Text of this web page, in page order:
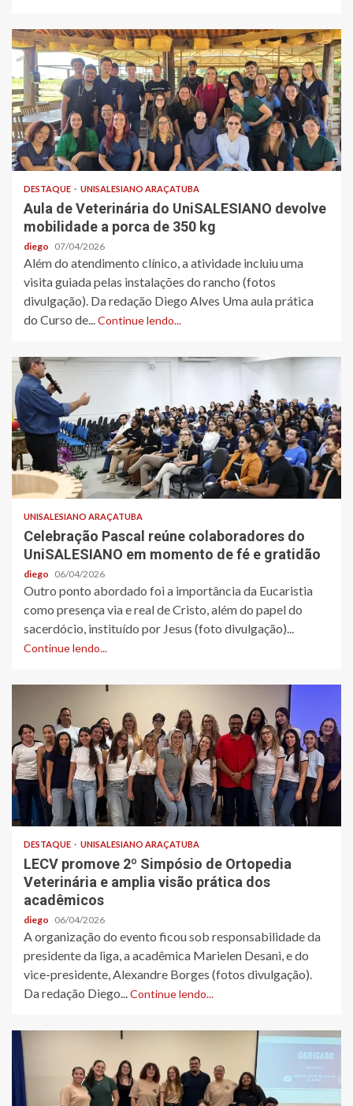
DESTAQUE UNISALESIANO ARAÇATUBA
Aula de Veterinária do UniSALESIANO devolve
mobilidade a porca de 350 kg
diego 07/04/2026
Além do atendimento clínico, a atividade incluiu uma
visita guiada pelas instalações do rancho (fotos
divulgação). Da redação Diego Alves Uma aula prática
do Curso de...Continue lendo...
UNISALESIANO ARAÇATUBA
Celebração Pascal reúne colaboradores do
UniSALESIANO em momento de fé e gratidão
diego 06/04/2026
Outro ponto abordado foi a importância da Eucaristia
como presença via e real de Cristo, além do papel do
sacerdócio, instituído por Jesus (foto divulgação)...
Continue lendo...
DESTAQUE UNISALESIANO ARAÇATUBA
LECV promove 2º Simpósio de Ortopedia
Veterinária e amplia visão prática dos
acadêmicos
diego 06/04/2026
A organização do evento ficou sob responsabilidade da
presidente da liga, a acadêmica Marielen Desani, e do
vice-presidente, Alexandre Borges (fotos divulgação).
Da redação Diego...Continue lendo...